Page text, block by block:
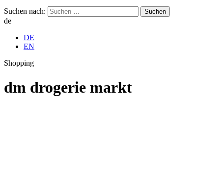
Suchen nach:
de
DE
EN
Shopping
dm drogerie markt